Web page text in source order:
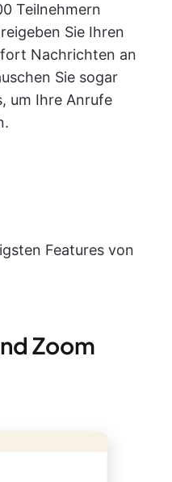
Teilnehmern
Sie Ihren
Nachrichten an
Sie sogar
um Ihre Anrufe
Features von
Zoom